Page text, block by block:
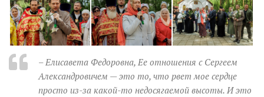
– Елисавета Федоровна, Ее отношения с Сергеем
Александровичем — это то, что рвет мое сердце
просто из-за какой-то недосягаемой высоты. И это